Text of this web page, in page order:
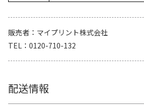
販売者
マイプリント株式会社
TEL
0120-710-132
配送情報